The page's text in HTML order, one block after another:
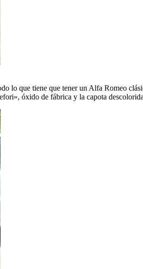
lo que tiene que tener un Alfa Romeo
óxido de fábrica y la capota